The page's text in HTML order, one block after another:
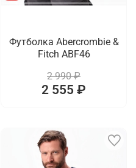
Футболка Abercrombie &
Fitch ABF46
2 990 ₽
2 555 ₽